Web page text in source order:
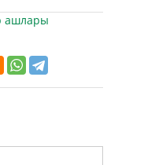
ашлары